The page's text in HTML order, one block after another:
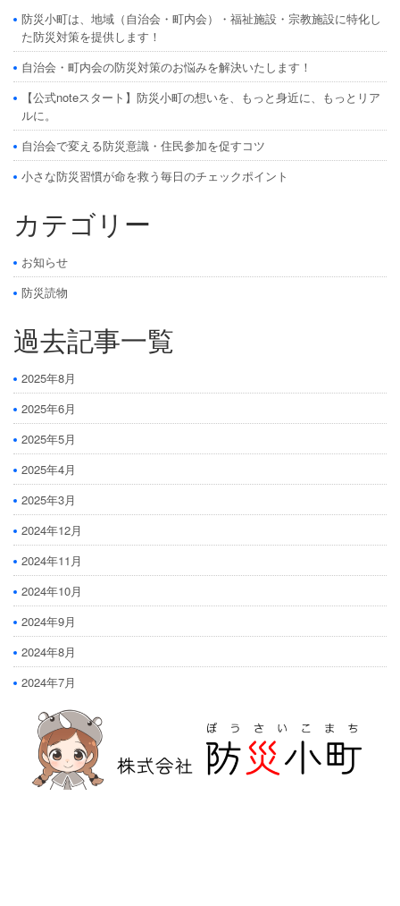
防災小町は、地域（自治会・町内会）・福祉施設・宗教施設に特化し
た防災対策を提供します！
自治会・町内会の防災対策のお悩みを解決いたします！
【公式noteスタート】防災小町の想いを、もっと身近に、もっとリア
ルに。
自治会で変える防災意識・住民参加を促すコツ
小さな防災習慣が命を救う毎日のチェックポイント
カテゴリー
お知らせ
防災読物
過去記事一覧
2025年8月
2025年6月
2025年5月
2025年4月
2025年3月
2024年12月
2024年11月
2024年10月
2024年9月
2024年8月
2024年7月